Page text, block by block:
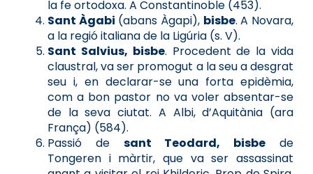
la fe ortodoxa. A Constantinoble (453).
Sant Àgabi (abans Àgapi), bisbe. A Novara,
a la regió italiana de la Ligúria (s. V).
Sant Salvius, bisbe. Procedent de la vida
claustral, va ser promogut a la seu a desgrat
seu i, en declarar-se una forta epidèmia,
com a bon pastor no va voler absentar-se
de la seva ciutat. A Albi, d’Aquitània (ara
França) (584).
Passió de sant Teodard, bisbe de
Tongeren i màrtir, que va ser assassinat